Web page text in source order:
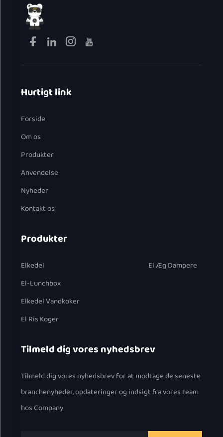
Hurtigt link
Forside
Om os
Produkter
Anvendelse
Nyheder
Kontakt os
Produkter
Elkedel
El-Lunchbox
Elkedel Vandkoker
El Ris Koger
El Æg Dampere
Tilmeld dig vores nyhedsbrev
Tilmeld dig vores nyhedsbrev for at modtage de seneste
branchenyheder, opdateringer og indsigt fra vores team
hos Company